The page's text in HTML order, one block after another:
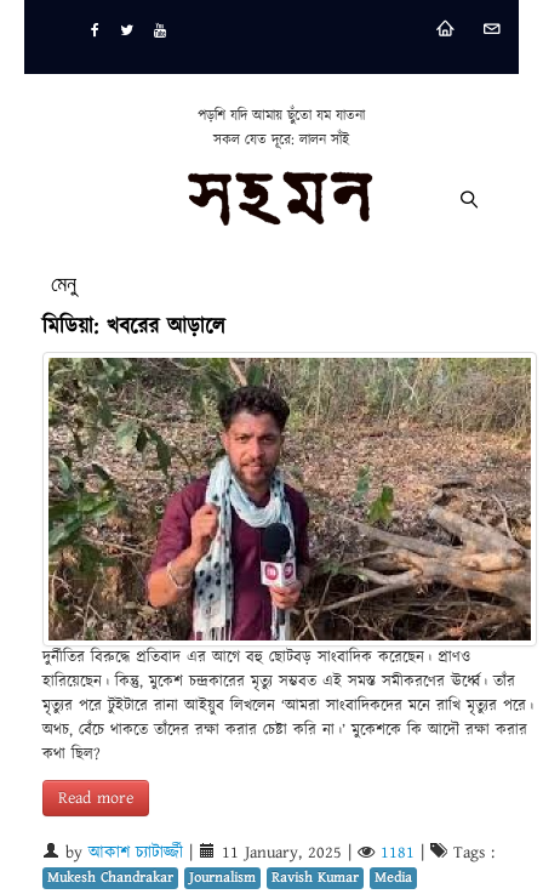
পড়শি যদি আমায় ছুঁতো যম যাতনা
সকল যেত দূরে: লালন সাঁই
মেনু
মিডিয়া: খবরের আড়ালে
দুর্নীতির বিরুদ্ধে প্রতিবাদ এর আগে বহু ছোটবড় সাংবাদিক করেছেন। প্রাণও
হারিয়েছেন। কিন্তু, মুকেশ চন্দ্রকারের মৃত্যু সম্ভবত এই সমস্ত সমীকরণের ঊর্ধ্বে। তাঁর
মৃত্যুর পরে টুইটারে রানা আইয়ুব লিখলেন ‘আমরা সাংবাদিকদের মনে রাখি মৃত্যুর পরে।
অথচ, বেঁচে থাকতে তাঁদের রক্ষা করার চেষ্টা করি না।’ মুকেশকে কি আদৌ রক্ষা করার
কথা ছিল?
Read more
byআকাশ চ্যাটার্জ্জী 11 January, 2025 1181 Tags :
Mukesh Chandrakar Journalism Ravish Kumar Media